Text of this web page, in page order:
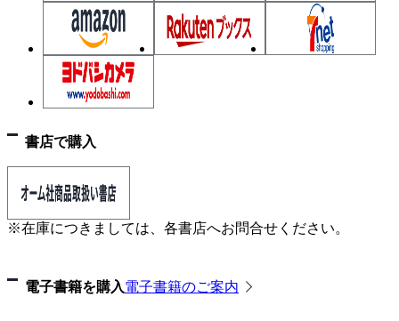
5.3 運動介入と体験設計
5.4 超人スポーツ
書店で購入
※在庫につきましては、各書店へお問合せください。
電子書籍を購入電子書籍のご案内